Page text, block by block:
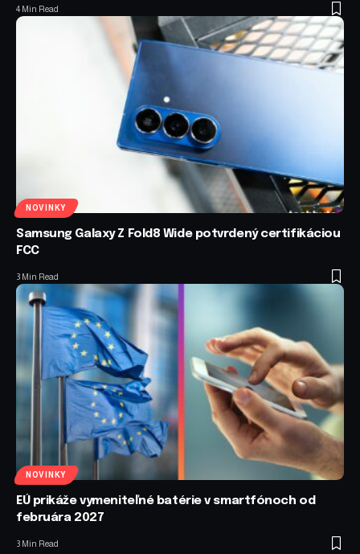
4 Min Read
NOVINKY
Samsung Galaxy Z Fold8 Wide potvrdený certifikáciou
FCC
3 Min Read
NOVINKY
EÚ prikáže vymeniteľné batérie v smartfónoch od
februára 2027
3 Min Read